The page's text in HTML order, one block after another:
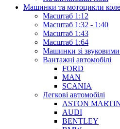
Машинки та мотоцикли
Масштаб 1:12
Масштаб 1:32 - 1:40
Масштаб 1:43
Масштаб 1:64
Машинки зі звуковими
Вантажні автомобілі
FORD
MAN
SCANIA
Легкові автомобілі
ASTON
AUDI
BENTLEY